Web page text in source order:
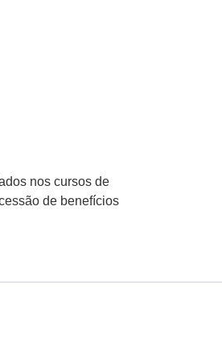
nos cursos de
de benefícios